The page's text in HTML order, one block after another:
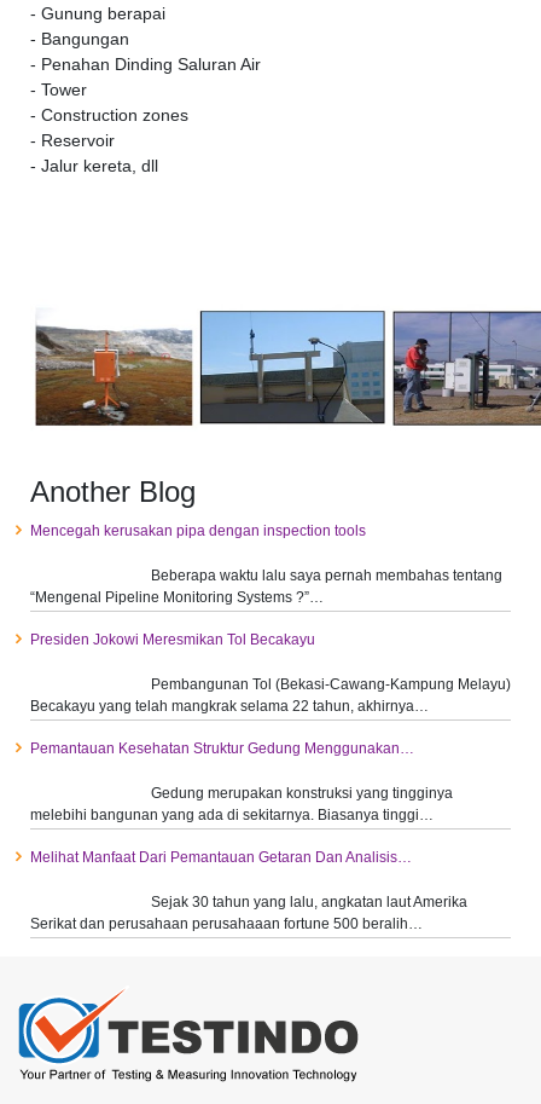
- Gunung berapai
- Bangungan
- Penahan Dinding Saluran Air
- Tower
- Construction zones
- Reservoir
- Jalur kereta, dll
Another Blog
Mencegah kerusakan pipa dengan inspection tools
Beberapa waktu lalu saya pernah membahas tentang
“Mengenal Pipeline Monitoring Systems ?”…
Presiden Jokowi Meresmikan Tol Becakayu
Pembangunan Tol (Bekasi-Cawang-Kampung Melayu)
Becakayu yang telah mangkrak selama 22 tahun, akhirnya…
Pemantauan Kesehatan Struktur Gedung Menggunakan…
Gedung merupakan konstruksi yang tingginya
melebihi bangunan yang ada di sekitarnya. Biasanya tinggi…
Melihat Manfaat Dari Pemantauan Getaran Dan Analisis…
Sejak 30 tahun yang lalu, angkatan laut Amerika
Serikat dan perusahaan perusahaaan fortune 500 beralih…